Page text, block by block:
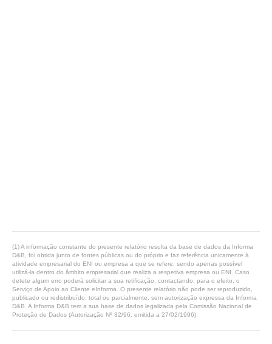
(1) A informação constante do presente relatório resulta da base de dados da Informa
D&B, foi obtida junto de fontes públicas ou do próprio e faz referência unicamente à
atividade empresarial do ENI ou empresa a que se refere, sendo apenas possível
utilizá-la dentro do âmbito empresarial que realiza a respetiva empresa ou ENI. Caso
detete algum erro poderá solicitar a sua retificação, contactando, para o efeito, o
Serviço de Apoio ao Cliente eInforma. O presente relatório não pode ser reproduzido,
publicado ou redistribuído, total ou parcialmente, sem autorização expressa da Informa
D&B. A Informa D&B tem a sua base de dados legalizada pela Comissão Nacional de
Proteção de Dados (Autorização Nº 32/96, emitida a 27/02/1996).